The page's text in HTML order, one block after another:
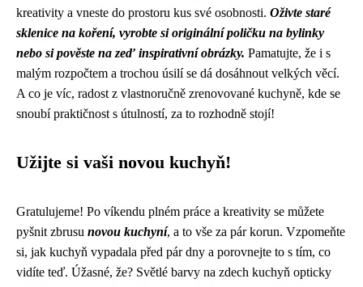
kreativity a vneste do prostoru kus své osobnosti. Oživte staré
sklenice na koření, vyrobte si originální poličku na bylinky
nebo si pověste na zeď inspirativní obrázky. Pamatujte, že i s
malým rozpočtem a trochou úsilí se dá dosáhnout velkých věcí.
A co je víc, radost z vlastnoručně zrenovované kuchyně, kde se
snoubí praktičnost s útulností, za to rozhodně stojí!
Užijte si vaši novou kuchyň!
Gratulujeme! Po víkendu plném práce a kreativity se můžete
pyšnit zbrusu novou kuchyní, a to vše za pár korun. Vzpomeňte
si, jak kuchyň vypadala před pár dny a porovnejte to s tím, co
vidíte teď. Úžasné, že? Světlé barvy na zdech kuchyň opticky